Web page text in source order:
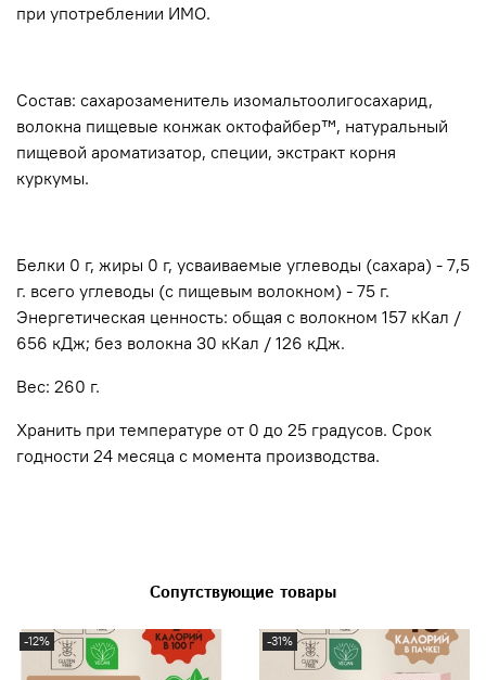
при употреблении ИМО.
Состав: сахарозаменитель изомальтоолигосахарид,
волокна пищевые конжак октофайбер™️, натуральный
пищевой ароматизатор, специи, экстракт корня
куркумы.
Белки 0 г, жиры 0 г, усваиваемые углеводы (сахара) - 7,5
г. всего углеводы (с пищевым волокном) - 75 г.
Энергетическая ценность: общая с волокном 157 кКал /
656 кДж; без волокна 30 кКал / 126 кДж.
Вес: 260 г.
Хранить при температуре от 0 до 25 градусов. Срок
годности 24 месяца с момента производства.
Сопутствующие товары
-12% -31%